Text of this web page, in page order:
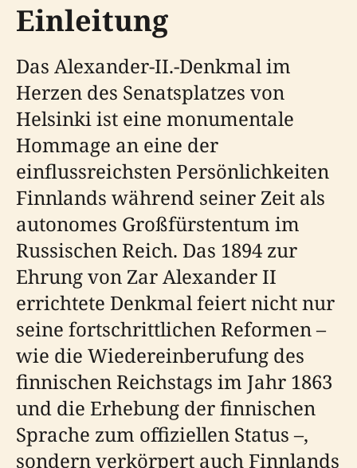
Einleitung
Das Alexander-II.-Denkmal im
Herzen des Senatsplatzes von
Helsinki ist eine monumentale
Hommage an eine der
einflussreichsten Persönlichkeiten
Finnlands während seiner Zeit als
autonomes Großfürstentum im
Russischen Reich. Das 1894 zur
Ehrung von Zar Alexander II
errichtete Denkmal feiert nicht nur
seine fortschrittlichen Reformen –
wie die Wiedereinberufung des
finnischen Reichstags im Jahr 1863
und die Erhebung der finnischen
Sprache zum offiziellen Status –,
sondern verkörpert auch Finnlands